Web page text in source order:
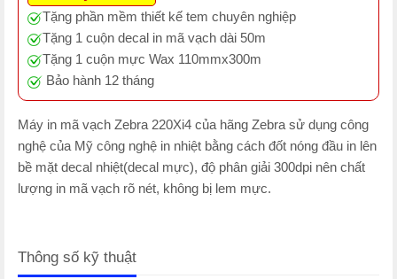
Tặng phần mềm thiết kế tem chuyên nghiệp
Tặng 1 cuộn decal in mã vạch dài 50m
Tặng 1 cuộn mực Wax 110mmx300m
Bảo hành 12 tháng
Máy in mã vạch Zebra 220Xi4 của hãng Zebra sử dụng công
nghệ của Mỹ công nghệ in nhiệt bằng cách đốt nóng đầu in lên
bề mặt decal nhiệt(decal mực), độ phân giải 300dpi nên chất
lượng in mã vạch rõ nét, không bị lem mực.
Thông số kỹ thuật